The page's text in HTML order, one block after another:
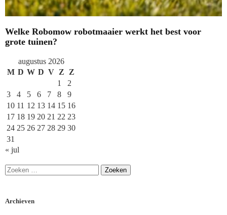
Welke Robomow robotmaaier werkt het best voor
grote tuinen?
augustus 2026
M D W D V Z
Z
1
2
3
4 5 6 7 8
9
10 11 12 13 14 15 16
17 18 19 20 21 22 23
24 25 26 27 28 29 30
31
« jul
Archieven